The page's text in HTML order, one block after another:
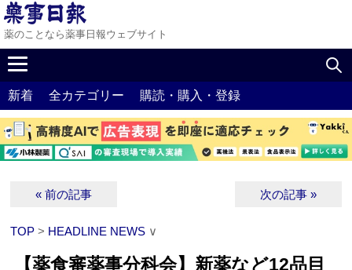
薬のことなら薬事日報ウェブサイト
新着 全カテゴリー 購読・購入・登録
« 前の記事 次の記事 »
TOP > HEADLINE NEWS ∨
【薬食審薬事分科会】新薬など12品目